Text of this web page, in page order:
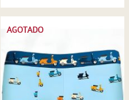
AGOTADO